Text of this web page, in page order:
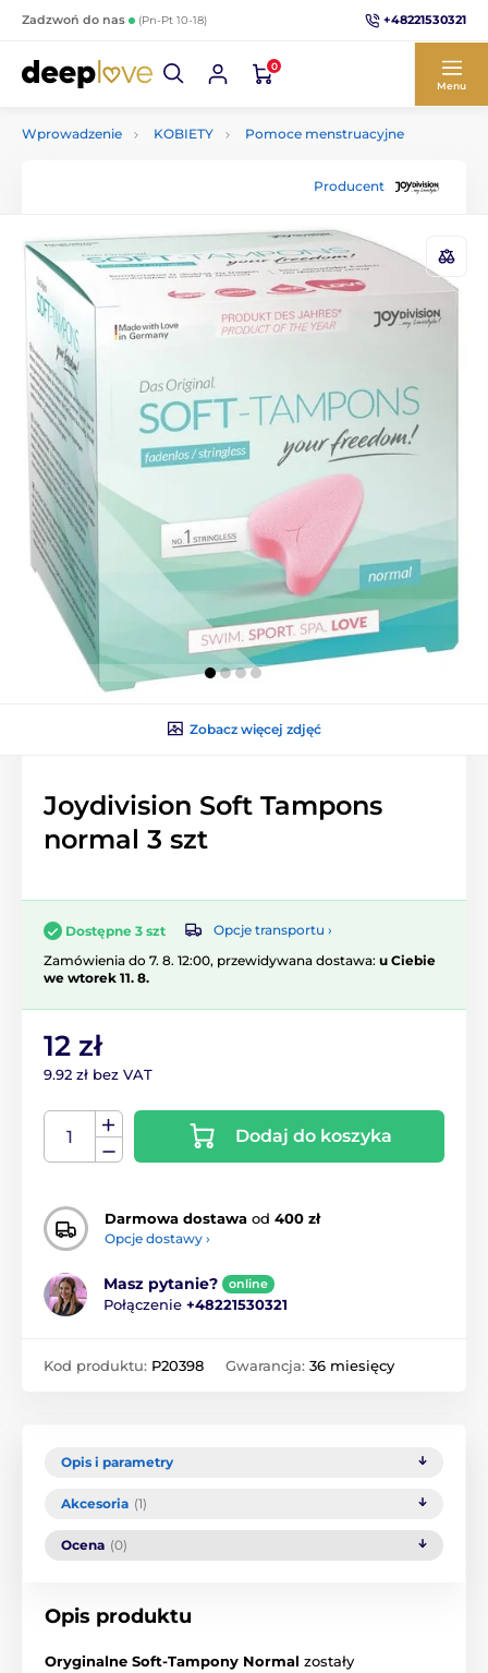
Zadzwoń do nas (Pn-Pt 10-18) +48221530321
0
Menu
Wprowadzenie KOBIETY Pomoce menstruacyjne
Producent
Zobacz więcej zdjęć
Joydivision Soft Tampons
normal 3 szt
Dostępne 3 szt
Opcje transportu ›
Zamówienia do 7. 8. 12:00, przewidywana dostawa: u Ciebie
we wtorek 11. 8.
12 zł
9.92 zł bez VAT
Dodaj do koszyka
Darmowa dostawa od 400 zł
Opcje dostawy ›
Masz pytanie? online
Połączenie +48221530321
Kod produktu: P20398 Gwarancja: 36 miesięcy
Opis i parametry
Akcesoria (1)
Ocena (0)
Opis produktu
Oryginalne Soft-Tampony Normal zostały